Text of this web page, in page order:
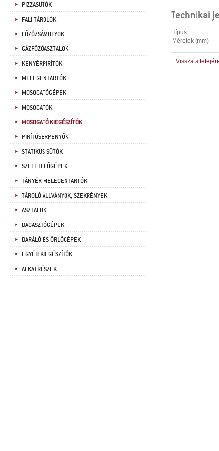
PIZZASÜTŐK
FALI TÁROLÓK
FŐZŐZSÁMOLYOK
GÁZFŐZŐASZTALOK
KENYÉRPIRÍTÓK
MELEGENTARTÓK
MOSOGATÓGÉPEK
MOSOGATÓK
MOSOGATÓ KIEGÉSZÍTŐK
PIRÍTÓSERPENYŐK
STATIKUS SÜTŐK
SZELETELŐGÉPEK
TÁNYÉR MELEGENTARTÓK
TÁROLÓ ÁLLVÁNYOK, SZEKRÉNYEK
ASZTALOK
DAGASZTÓGÉPEK
DARÁLÓ ÉS ŐRLŐGÉPEK
EGYÉB KIEGÉSZÍTŐK
ALKATRÉSZEK
Technikai
Típus
Méretek (mm)
Vissza a